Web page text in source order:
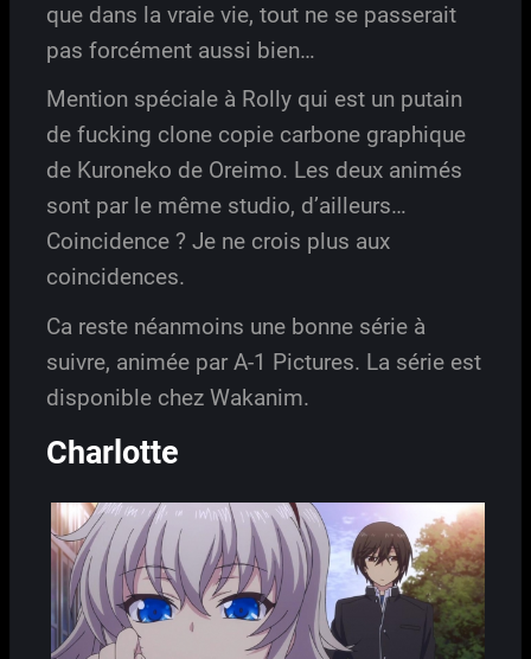
que dans la vraie vie, tout ne se passerait
pas forcément aussi bien…
Mention spéciale à Rolly qui est un putain
de fucking clone copie carbone graphique
de Kuroneko de Oreimo. Les deux animés
sont par le même studio, d’ailleurs…
Coincidence ? Je ne crois plus aux
coincidences.
Ca reste néanmoins une bonne série à
suivre, animée par A-1 Pictures. La série est
disponible chez Wakanim.
Charlotte